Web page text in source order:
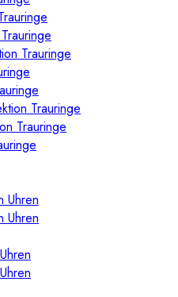
Trauringe
Trauringe
Trauringe
Uhren
Uhren